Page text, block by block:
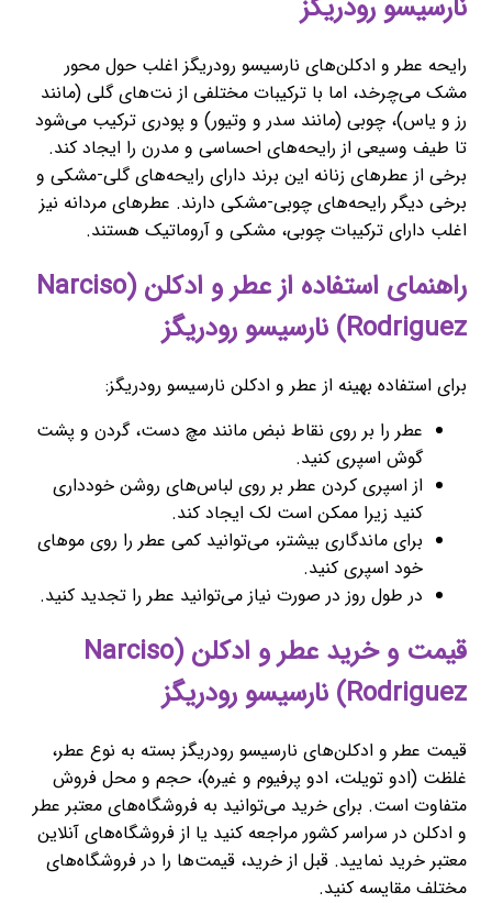
نارسیسو رودریگز
رایحه عطر و ادکلن‌های نارسیسو رودریگز اغلب حول محور
مشک می‌چرخد، اما با ترکیبات مختلفی از نت‌های گلی (مانند
رز و یاس)، چوبی (مانند سدر و وتیور) و پودری ترکیب می‌شود
تا طیف وسیعی از رایحه‌های احساسی و مدرن را ایجاد کند.
برخی از عطرهای زنانه این برند دارای رایحه‌های گلی-مشکی و
برخی دیگر رایحه‌های چوبی-مشکی دارند. عطرهای مردانه نیز
اغلب دارای ترکیبات چوبی، مشکی و آروماتیک هستند.
راهنمای استفاده از عطر و ادکلن (Narciso
Rodriguez) نارسیسو رودریگز
برای استفاده بهینه از عطر و ادکلن نارسیسو رودریگز:
عطر را بر روی نقاط نبض مانند مچ دست، گردن و پشت
گوش اسپری کنید.
از اسپری کردن عطر بر روی لباس‌های روشن خودداری
کنید زیرا ممکن است لک ایجاد کند.
برای ماندگاری بیشتر، می‌توانید کمی عطر را روی موهای
خود اسپری کنید.
در طول روز در صورت نیاز می‌توانید عطر را تجدید کنید.
قیمت و خرید عطر و ادکلن (Narciso
Rodriguez) نارسیسو رودریگز
قیمت عطر و ادکلن‌های نارسیسو رودریگز بسته به نوع عطر،
غلظت (ادو تویلت، ادو پرفیوم و غیره)، حجم و محل فروش
متفاوت است. برای خرید می‌توانید به فروشگاه‌های معتبر عطر
و ادکلن در سراسر کشور مراجعه کنید یا از فروشگاه‌های آنلاین
معتبر خرید نمایید. قبل از خرید، قیمت‌ها را در فروشگاه‌های
مختلف مقایسه کنید.